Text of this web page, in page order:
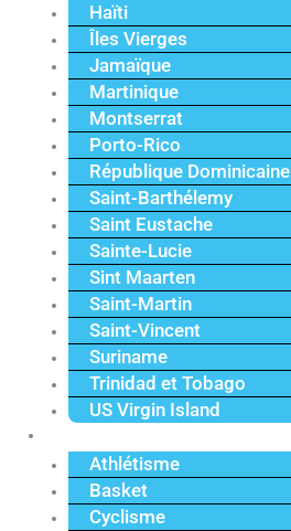
Haïti
Îles Vierges
Jamaïque
Martinique
Montserrat
Porto-Rico
République Dominicaine
Saint-Barthélemy
Saint Eustache
Sainte-Lucie
Sint Maarten
Saint-Martin
Saint-Vincent
Suriname
Trinidad et Tobago
US Virgin Island
Athlétisme
Basket
Cyclisme